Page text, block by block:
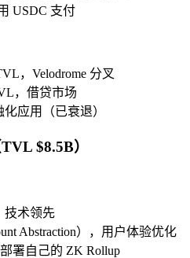
USDC 支付
，Velodrome 分叉
，借贷市场
应用（已衰退）
$8.5B）
技术领先
Abstraction），用户体验优化
署自己的 ZK Rollup